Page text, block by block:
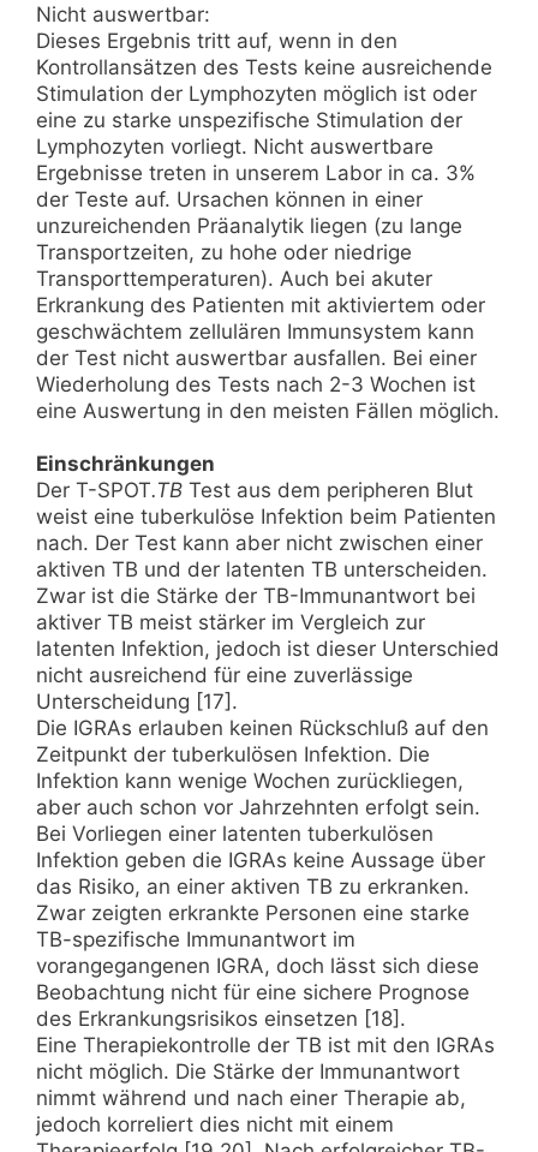
Nicht auswertbar:
Dieses Ergebnis tritt auf, wenn in den
Kontrollansätzen des Tests keine ausreichende
Stimulation der Lymphozyten möglich ist oder
eine zu starke unspezifische Stimulation der
Lymphozyten vorliegt. Nicht auswertbare
Ergebnisse treten in unserem Labor in ca. 3%
der Teste auf. Ursachen können in einer
unzureichenden Präanalytik liegen (zu lange
Transportzeiten, zu hohe oder niedrige
Transporttemperaturen). Auch bei akuter
Erkrankung des Patienten mit aktiviertem oder
geschwächtem zellulären Immunsystem kann
der Test nicht auswertbar ausfallen. Bei einer
Wiederholung des Tests nach 2-3 Wochen ist
eine Auswertung in den meisten Fällen möglich.
Einschränkungen
Der T-SPOT.TB Test aus dem peripheren Blut
weist eine tuberkulöse Infektion beim Patienten
nach. Der Test kann aber nicht zwischen einer
aktiven TB und der latenten TB unterscheiden.
Zwar ist die Stärke der TB-Immunantwort bei
aktiver TB meist stärker im Vergleich zur
latenten Infektion, jedoch ist dieser Unterschied
nicht ausreichend für eine zuverlässige
Unterscheidung [17].
Die IGRAs erlauben keinen Rückschluß auf den
Zeitpunkt der tuberkulösen Infektion. Die
Infektion kann wenige Wochen zurückliegen,
aber auch schon vor Jahrzehnten erfolgt sein.
Bei Vorliegen einer latenten tuberkulösen
Infektion geben die IGRAs keine Aussage über
das Risiko, an einer aktiven TB zu erkranken.
Zwar zeigten erkrankte Personen eine starke
TB-spezifische Immunantwort im
vorangegangenen IGRA, doch lässt sich diese
Beobachtung nicht für eine sichere Prognose
des Erkrankungsrisikos einsetzen [18].
Eine Therapiekontrolle der TB ist mit den IGRAs
nicht möglich. Die Stärke der Immunantwort
nimmt während und nach einer Therapie ab,
jedoch korreliert dies nicht mit einem